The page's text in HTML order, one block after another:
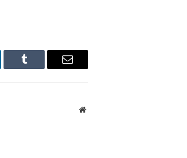
Tumblr Email
Website